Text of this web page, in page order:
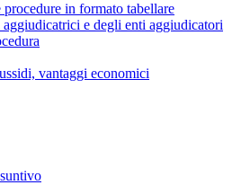
in formato tabellare
e degli enti aggiudicatori
vantaggi economici